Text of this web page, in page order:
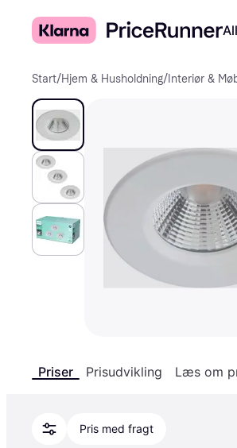
Start/Hjem & Husholdning/ Interiør &
Priser Prisudvikling Læs om
Pris med fragt